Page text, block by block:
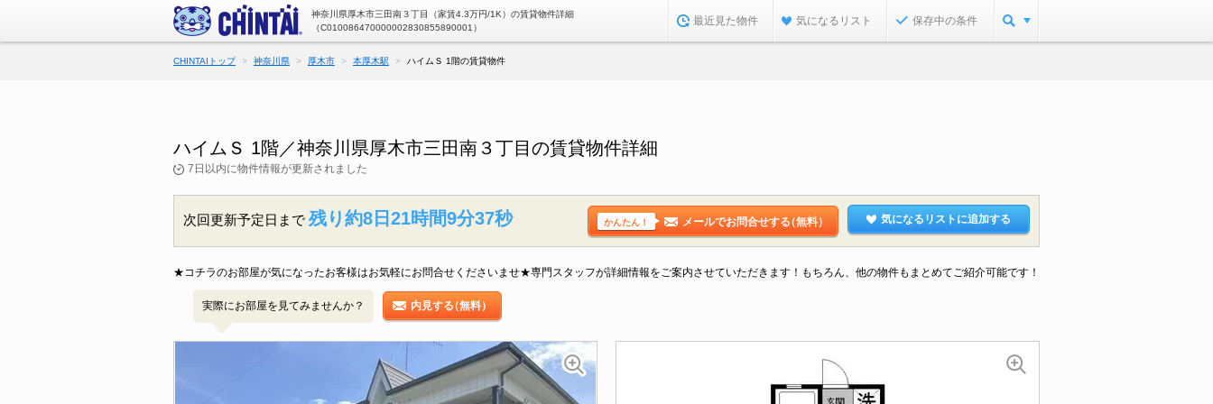
神奈川県厚木市三田南３丁目（家賃4.3万円/1K）の賃貸物件詳細
（C010086470000002830855890001）
最近見た物件 気になるリスト 保存中の条件
CHINTAIトップ 神奈川県 厚木市 本厚木駅 ハイムＳ 1階の賃貸物件
ハイムＳ 1階／神奈川県厚木市三田南３丁目の賃貸物件詳細
7日以内に物件情報が更新されました
次回更新予定日まで 残り約8日21時間9分36秒 かんたん！ メールでお問合せする（無料） 気になるリストに追加する
★コチラのお部屋が気になったお客様はお気軽にお問合せくださいませ★専門スタッフが詳細情報をご案内させていただきます！もちろん、他の物件もまとめてご紹介可能です！
実際にお部屋を見てみませんか？ 内見する（無料）